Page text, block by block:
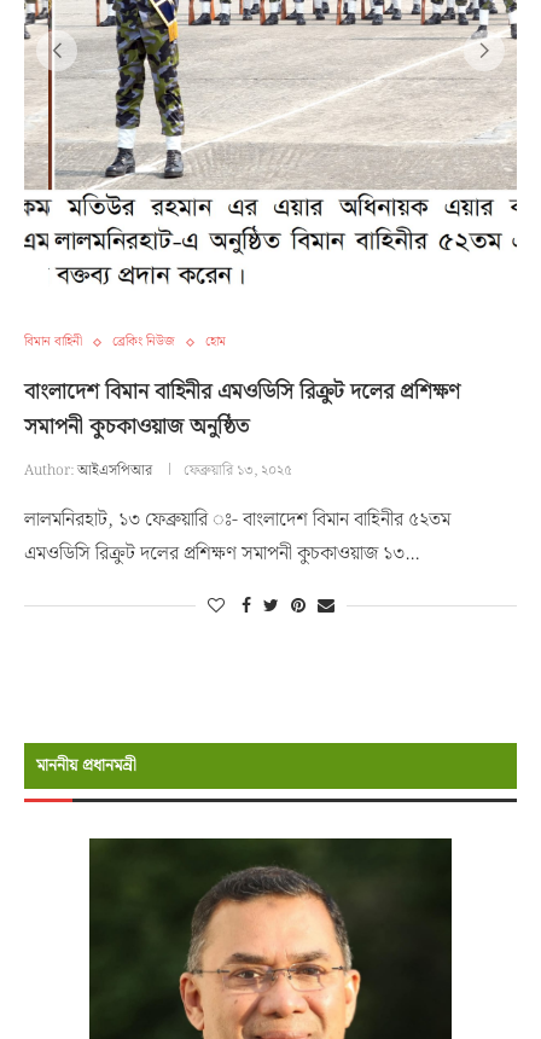
বিমান বাহিনী ব্রেকিং নিউজ হোম
বাংলাদেশ বিমান বাহিনীর এমওডিসি রিক্রুট দলের প্রশিক্ষণ
সমাপনী কুচকাওয়াজ অনুষ্ঠিত
Author:আইএসপিআর ফেব্রুয়ারি ১৩, ২০২৫
লালমনিরহাট, ১৩ ফেব্রুয়ারি ঃ- বাংলাদেশ বিমান বাহিনীর ৫২তম
এমওডিসি রিক্রুট দলের প্রশিক্ষণ সমাপনী কুচকাওয়াজ ১৩…
মাননীয় প্রধানমন্রী